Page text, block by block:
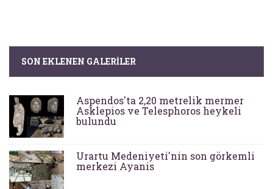
SON EKLENEN GALERILER
Aspendos'ta 2,20 metrelik mermer
Asklepios ve Telesphoros heykeli
bulundu
Urartu Medeniyeti'nin son görkemli
merkezi Ayanis